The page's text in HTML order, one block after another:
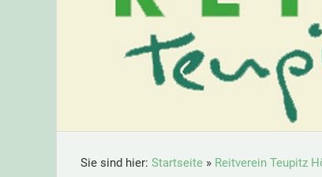
Sie sind hier: Startseite » Reitverein Teupitz